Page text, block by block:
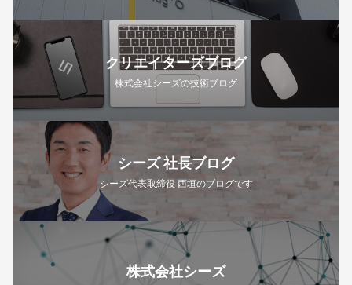
クリエイターズブログ
株式会社シーズの技術ブログ
シーズ 社長ブログ
シーズ代表取締役 西垣のブログです
株式会社シーズ